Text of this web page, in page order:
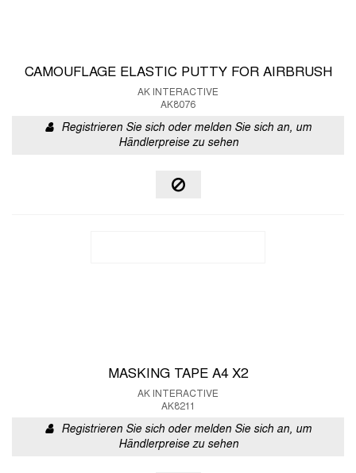
CAMOUFLAGE ELASTIC PUTTY FOR AIRBRUSH
AK INTERACTIVE
AK8076
Registrieren Sie sich oder melden Sie sich an, um
Händlerpreise zu sehen
MASKING TAPE A4 X2
AK INTERACTIVE
AK8211
Registrieren Sie sich oder melden Sie sich an, um
Händlerpreise zu sehen